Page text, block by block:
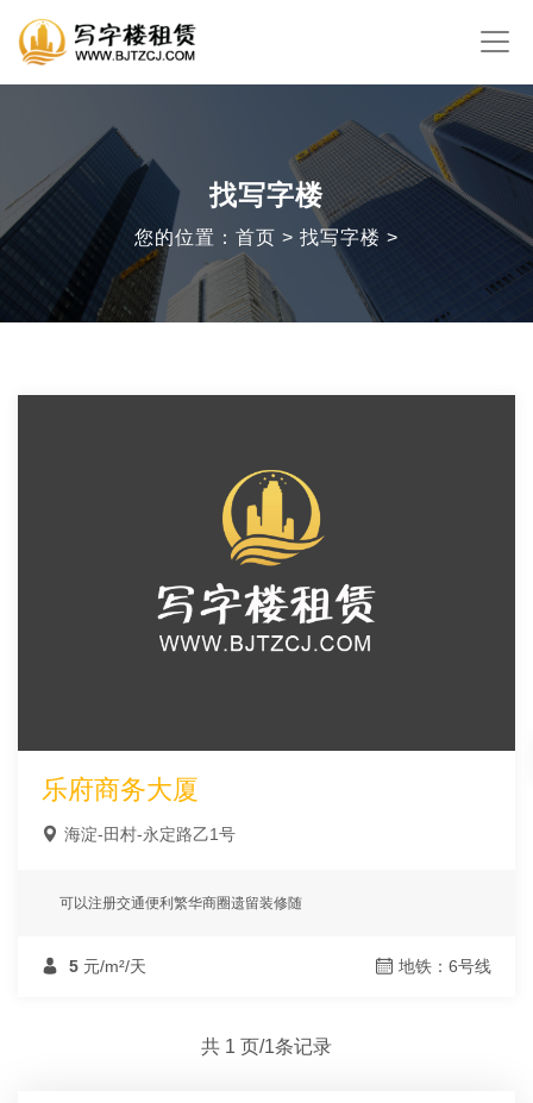
找写字楼
您的位置：首页 > 找写字楼 >
乐府商务大厦
海淀-田村-永定路乙1号
可以注册交通便利繁华商圈遗留装修随
5 元/m²/天 地铁：6号线
共 1 页/1条记录